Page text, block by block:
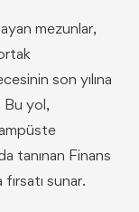
mezunlar,
son yılına
Bu yol,
tanınan Finans
sunar.